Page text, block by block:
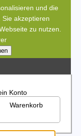
und die
akzeptieren
zu nutzen.
Konto
Warenkorb